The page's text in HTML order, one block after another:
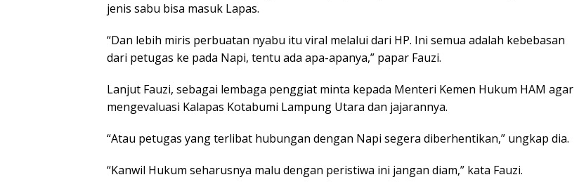
jenis sabu bisa masuk Lapas.
“Dan lebih miris perbuatan nyabu itu viral melalui dari HP. Ini semua adalah kebebasan
dari petugas ke pada Napi, tentu ada apa-apanya,” papar Fauzi.
Lanjut Fauzi, sebagai lembaga penggiat minta kepada Menteri Kemen Hukum HAM agar
mengevaluasi Kalapas Kotabumi Lampung Utara dan jajarannya.
“Atau petugas yang terlibat hubungan dengan Napi segera diberhentikan,” ungkap dia.
“Kanwil Hukum seharusnya malu dengan peristiwa ini jangan diam,” kata Fauzi.